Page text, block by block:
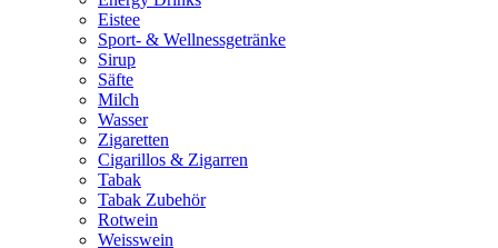
Eistee
Sport- & Wellnessgetränke
Sirup
Säfte
Milch
Wasser
Zigaretten
Cigarillos & Zigarren
Tabak
Tabak Zubehör
Rotwein
Weisswein